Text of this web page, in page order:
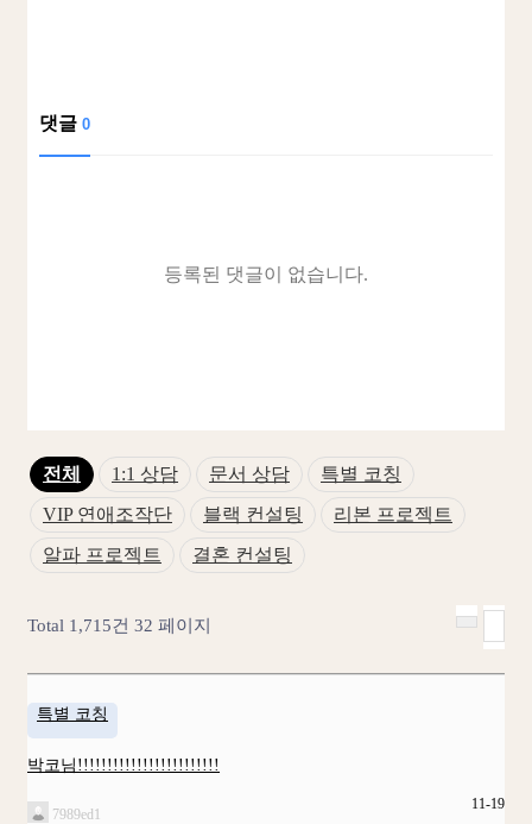
댓글 0
등록된 댓글이 없습니다.
전체 1:1 상담 문서 상담
특별 코칭
VIP 연애조작단
블랙 컨설팅
리본 프로젝트
알파 프로젝트
결혼 컨설팅
Total 1,715건 32 페이지
특별 코칭
박코님!!!!!!!!!!!!!!!!!!!!!!!!
7989ed1
11-19